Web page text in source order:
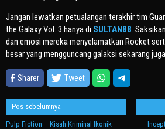
Jangan lewatkan petualangan terakhir tim
the Galaxy Vol. 3 hanya di SULTAN88.
dan emosi mereka menyelamatkan Rocket
besar yang mengguncang galaksi sekarang juga
Sharer Tweet
Navigasi
pos
Pos sebelumnya
Pulp Fiction – Kisah Kriminal Ikonik